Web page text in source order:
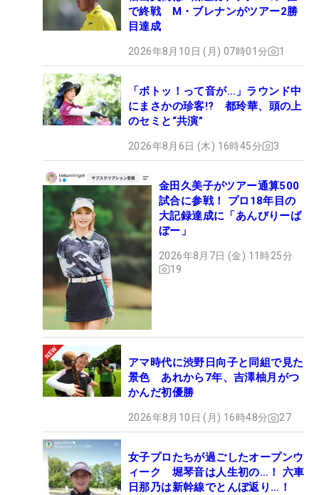
で終戦 M・ブレナンがツアー2勝
目達成
2026年8月10日 (月) 07時01分 1
「ボトッ！って音が…」ラウンド中
にまさかの珍客!? 都玲華、頭の上
のセミと“共演”
2026年8月6日 (木) 16時45分 3
金田久美子がツアー通算500
試合に参戦！ プロ18年目の
大記録達成に「あんびりーば
ぼー」
2026年8月7日 (金) 11時25分
19
アマ時代に渋野日向子と同組で見た
景色 あれから7年、吉澤柚月がつ
かんだ初優勝
2026年8月10日 (月) 16時48分 27
女子プロたちが過ごしたオープンウ
ィーク 堀琴音は人生初の…！ 六車
日那乃は新幹線でとんぼ返り…！